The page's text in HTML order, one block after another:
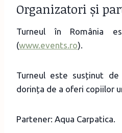
Organizatori și
Turneul în România
(www.events.ro).
Turneul este susținut de
dorința de a oferi copiilor
Partener: Aqua Carpatica.